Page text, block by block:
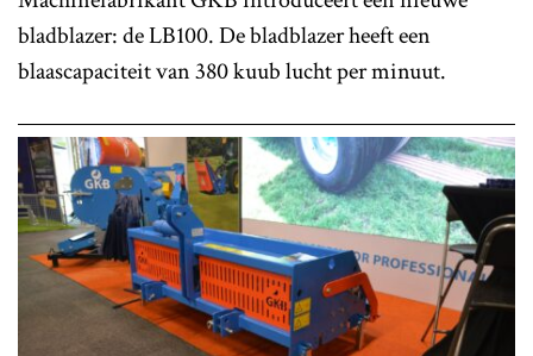
bladblazer: de LB100. De bladblazer heeft een
blaascapaciteit van 380 kuub lucht per minuut.